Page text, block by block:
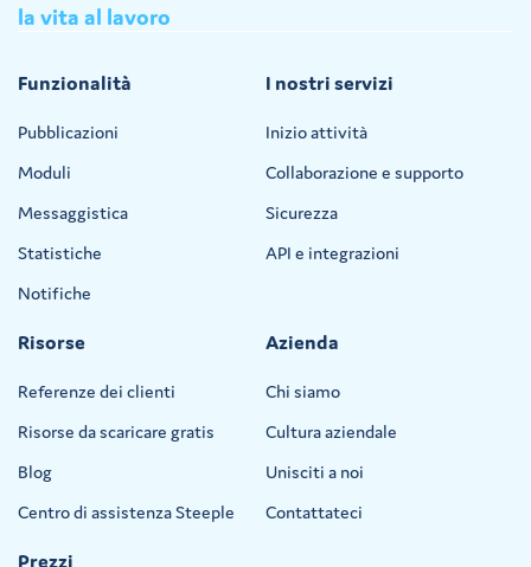
la vita al lavoro
Funzionalità
Pubblicazioni
Moduli
Messaggistica
Statistiche
Notifiche
I nostri servizi
Inizio attività
Collaborazione e supporto
Sicurezza
API e integrazioni
Risorse
Referenze dei clienti
Risorse da scaricare gratis
Blog
Centro di assistenza Steeple
Azienda
Chi siamo
Cultura aziendale
Unisciti a noi
Contattateci
Prezzi